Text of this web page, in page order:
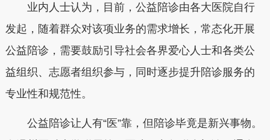
业内人士认为，目前，公益陪诊由各大医院自行
发起，随着群众对该项业务的需求增长，常态化开展
公益陪诊，需要鼓励引导社会各界爱心人士和各类公
益组织、志愿者组织参与，同时逐步提升陪诊服务的
专业性和规范性。
公益陪诊让人有“医”靠，但陪诊毕竟是新兴事物。